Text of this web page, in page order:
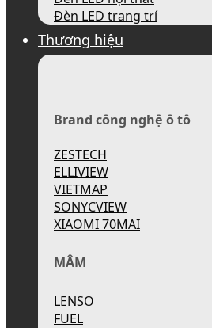
Đèn LED trang trí
Thương hiệu
Brand công nghệ ô tô
ZESTECH
ELLIVIEW
VIETMAP
SONYCVIEW
XIAOMI 70MAI
MÂM
LENSO
FUEL